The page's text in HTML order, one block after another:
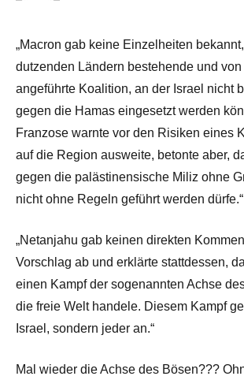
„Macron gab keine Einzelheiten
dutzenden Ländern bestehende und
angeführte Koalition, an der Israel nicht
gegen die Hamas eingesetzt werden
Franzose warnte vor den Risiken eines
auf die Region ausweite, betonte aber,
gegen die palästinensische Miliz ohne
nicht ohne Regeln geführt werden dürfe.“
„Netanjahu gab keinen direkten
Vorschlag ab und erklärte stattdessen,
einen Kampf der sogenannten Achse
die freie Welt handele. Diesem Kampf
Israel, sondern jeder an.“
Mal wieder die Achse des Bösen???